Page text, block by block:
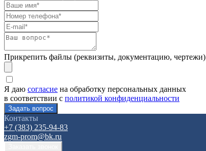
Прикрепить файлы (реквизиты, документацию, чертежи)
Я даю согласие на обработку персональных данных
в соответствии с политикой конфиденциальности
Контакты
+7 (383) 235-94-83
zgm-prom@bk.ru